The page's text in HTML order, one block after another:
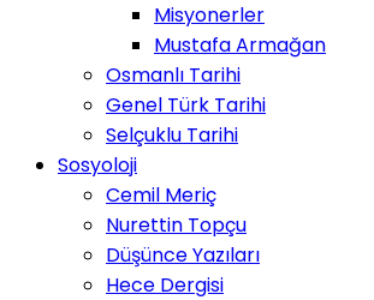
Misyonerler
Mustafa Armağan
Osmanlı Tarihi
Genel Türk Tarihi
Selçuklu Tarihi
Sosyoloji
Cemil Meriç
Nurettin Topçu
Düşünce Yazıları
Hece Dergisi